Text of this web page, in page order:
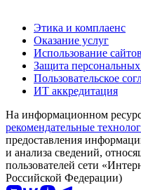
Этика и комплаенс
Оказание услуг
Использование сайтов
Защита
Пользовательское
ИТ аккредитация
На информационном
рекомендательные
предоставления
и анализа сведений,
пользователей сети
Российской Федерации)